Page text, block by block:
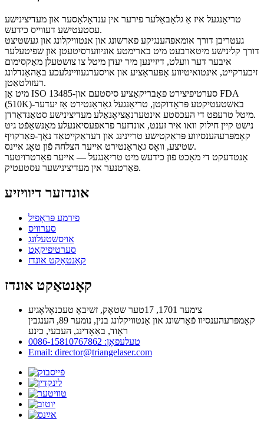
טריאַנגעל איז אַ גלאָבאַלער פירער אין ענדאָלאַסער און מעדיצינישע
עסטעטישע דעווייס כידעש.
געטריבן דורך אומאפהענגיקע פארשונג און אנטוויקלונג און געשטיצט
דורך קלינישע מיטארבעט מיט בארימטע אוניווערסיטעטן און שפיטעלער
איבער דער וועלט, דיזיינען מיר יעדן מיטל צו צושטעלן מאַקסימום
זיכערקייט, אינטואיטיווע אָפּעראַציע און אויסערגעוויינלעכע באַהאַנדלונג
רעזולטאַטן.
מיט אַן ISO 13485-סערטיפיצירט פאַבריקאַציע סיסטעם און FDA
(510K)-באשטעטיקטע פּראָדוקטן, טריאַנגעל גאַראַנטירט אַז יעדער
מיטל טרעפט די העכסטע אינטערנאַציאָנאַלע מעדיצינישע סטאַנדאַרדן.
נישט קיין חילוק וואו איר זענט, אונדזער פראפעסיאנעלע מאַנשאַפֿט גיט
קאָמפּרעהענסיווע פּראַקטישע טריינינג און דעדאַקייטאַד נאָך-פאַרקויף
שטיצע, וואָס גאַראַנטירט אייער הצלחה פֿון טאָג איינס.
אַנטדעקט די מאַכט פֿון כידעש מיט טריאַנגעל — אייער פֿאַרטרויטער
פּאַרטנער אין מעדיצינישער עסטעטיק.
אונדזער דיוויזיע
פירמע פּראָפיל
סערוויס
אויסשטעלונג
סערטיפיקאַט
קאָנטאַקט אונדז
קאָנטאַקט אונדז
צימער 1701, 17טער שטאָק, זשיבאָ טעכנאָלאָגיע
קאָמפּרעהענסיוו פֿאָרשונג און אַנטוויקלונג בנין, נומער 89, הענגבין
ראָוד, באַאָדינג, העבעי, כינע
טעלעפאָן: 0086-15810767862
Email: director@triangelaser.com